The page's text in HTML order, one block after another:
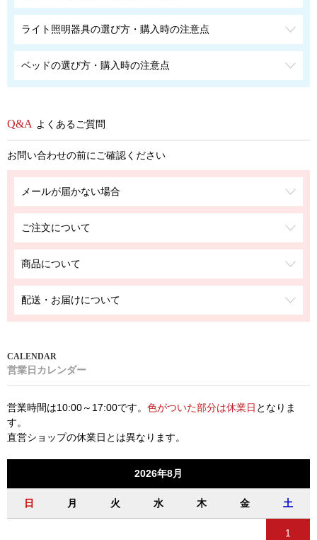
ライト照明器具の選び方・購入時の注意点
ベッドの選び方・購入時の注意点
よくあるご質問
お問い合わせの前にご確認ください
メールが届かない場合
ご注文について
商品について
配送・お届けについて
営業日カレンダー
営業時間は10:00～17:00です。 色がついた部分は休業日 となりま
す。
直営ショップの休業日とは異なります。
2026年8月
日 月 火 水 木 金 土
1